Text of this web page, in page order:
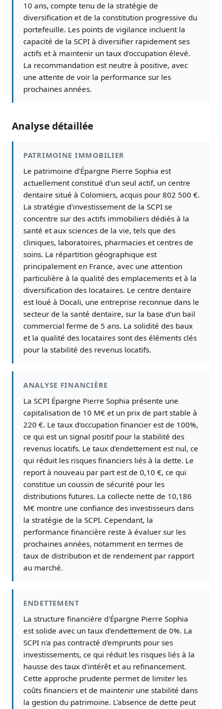
10 ans, compte tenu de la stratégie de
diversification et de la constitution progressive du
portefeuille. Les points de vigilance incluent la
capacité de la SCPI à diversifier rapidement ses
actifs et à maintenir un taux d'occupation élevé.
La recommandation est neutre à positive, avec
une attente de voir la performance sur les
prochaines années.
Analyse détaillée
PATRIMOINE IMMOBILIER
Le patrimoine d'Épargne Pierre Sophia est
actuellement constitué d'un seul actif, un centre
dentaire situé à Colomiers, acquis pour 802 500 €.
La stratégie d'investissement de la SCPI se
concentre sur des actifs immobiliers dédiés à la
santé et aux sciences de la vie, tels que des
cliniques, laboratoires, pharmacies et centres de
soins. La répartition géographique est
principalement en France, avec une attention
particulière à la qualité des emplacements et à la
diversification des locataires. Le centre dentaire
est loué à Docali, une entreprise reconnue dans le
secteur de la santé dentaire, sur la base d'un bail
commercial ferme de 5 ans. La solidité des baux
et la qualité des locataires sont des éléments clés
pour la stabilité des revenus locatifs.
ANALYSE FINANCIÈRE
La SCPI Épargne Pierre Sophia présente une
capitalisation de 10 M€ et un prix de part stable à
220 €. Le taux d'occupation financier est de 100%,
ce qui est un signal positif pour la stabilité des
revenus locatifs. Le taux d'endettement est nul, ce
qui réduit les risques financiers liés à la dette. Le
report à nouveau par part est de 0,10 €, ce qui
constitue un coussin de sécurité pour les
distributions futures. La collecte nette de 10,186
M€ montre une confiance des investisseurs dans
la stratégie de la SCPI. Cependant, la
performance financière reste à évaluer sur les
prochaines années, notamment en termes de
taux de distribution et de rendement par rapport
au marché.
ENDETTEMENT
La structure financière d'Épargne Pierre Sophia
est solide avec un taux d'endettement de 0%. La
SCPI n'a pas contracté d'emprunts pour ses
investissements, ce qui réduit les risques liés à la
hausse des taux d'intérêt et au refinancement.
Cette approche prudente permet de limiter les
coûts financiers et de maintenir une stabilité dans
la gestion du patrimoine. L'absence de dette peut